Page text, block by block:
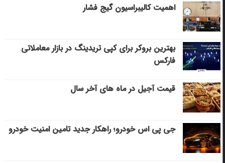
اهمیت کالیبراسیون گیج فشار
بهترین بروکر برای کپی‌ تریدینگ در بازار معاملاتی
فارکس
قیمت آجیل در ماه های آخر سال
جی پی اس خودرو؛ راهکار جدید تامین امنیت خودرو